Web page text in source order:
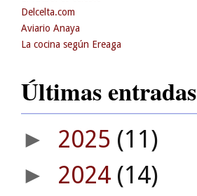
Delcelta.com
Aviario Anaya
La cocina según Ereaga
Últimas entradas
► 2025 (11)
► 2024 (14)